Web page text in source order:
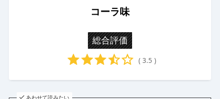
コーラ味
総合評価
( 3.5 )
あわせて読みたい